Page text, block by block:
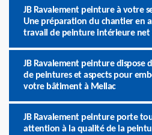
JB Ravalement peinture à votre
Une préparation du chantier en
travail de peinture intérieure net
JB Ravalement peinture dispose
de peintures et aspects pour
votre bâtiment à Mellac
JB Ravalement peinture porte
attention à la qualité de la